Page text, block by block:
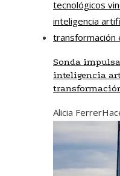
Sonda
inteligencia
Alicia Ferrer